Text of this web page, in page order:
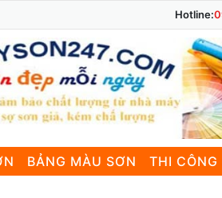
Hotline:
BẢNG MÀU SƠN THI CÔNG